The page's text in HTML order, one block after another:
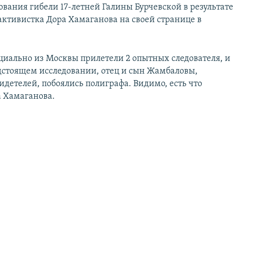
гибели 17-летней Галины Бурчевской в результате
Дора Хамаганова на своей странице в
из Москвы прилетели 2 опытных следователя, и
исследовании, отец и сын Жамбаловы,
побоялись полиграфа. Видимо, есть что
Хамаганова.